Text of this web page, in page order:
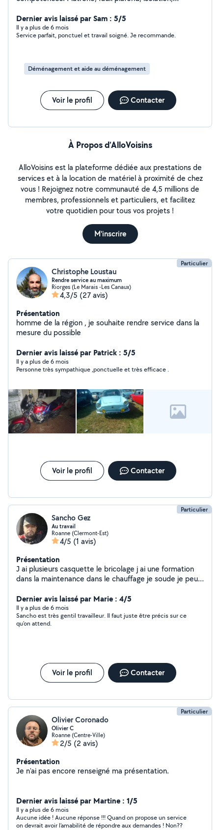
montage de meubles, ...
Dernier avis laissé par Sam : 5/5
Il y a plus de 6 mois
Service parfait, ponctuel et travail soigné. Je recommande.
Déménagement et aide au déménagement
Voir le profil Contacter
À Propos d’AlloVoisins
AlloVoisins est la plateforme dédiée aux prestations de
services et à la location de matériel à proximité de chez
vous ! Rejoignez notre communauté de 4,5 millions de
membres, professionnels et particuliers, et facilitez
votre quotidien pour tous vos projets !
M'inscrire
Particulier
Christophe Loustau
Rendre service au maximum
Riorges (Le Marais -Les Canaux)
4,3/5 (27 avis)
Présentation
homme de la région , je souhaite rendre service dans la
mesure du possible
Dernier avis laissé par Patrick : 5/5
Il y a plus de 6 mois
Personne très sympathique ,ponctuelle et très efficace .
Voir le profil Contacter
Particulier
Sancho Gez
Au travail
Roanne (Clermont-Est)
4/5 (1 avis)
Présentation
J ai plusieurs casquette le bricolage j ai une formation
dans la maintenance dans le chauffage je soude je peus
et toute sorte de chaoses débroussaillage petite
maçonnerie service à la personne
Dernier avis laissé par Marie : 4/5
Il y a plus de 6 mois
Sancho est très gentil travailleur. Il faut juste être précis sur ce
qu'on attend.
Voir le profil Contacter
Particulier
Olivier Coronado
Olivier C
Roanne (Centre-Ville)
2/5 (2 avis)
Présentation
Je n'ai pas encore renseigné ma présentation.
Dernier avis laissé par Martine : 1/5
Il y a plus de 6 mois
Aucune idée ! Aucune réponse !!! Quand on propose un service
on devrait avoir l’amabilité de répondre aux demandes ! Non??